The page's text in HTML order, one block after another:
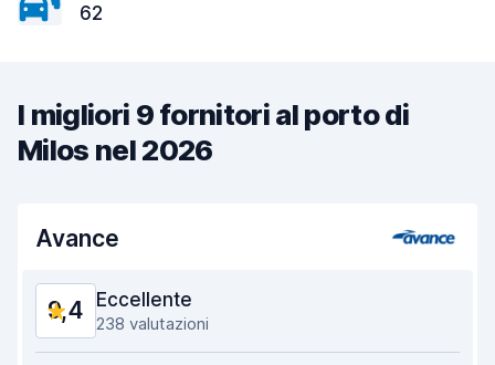
62
I migliori 9 fornitori al porto di
Milos nel 2026
Avance
9,4 Eccellente
238 valutazioni